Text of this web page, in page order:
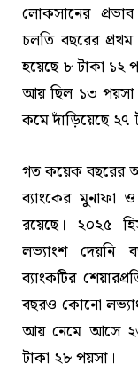
লোকসানের
চলতি বছরের প্রথম
হয়েছে ৮ টাকা ১২
আয় ছিল ১৩
কমে দাঁড়িয়েছে ২৭
গত কয়েক বছরের
ব্যাংকের মুনাফা
রয়েছে। ২০২৫
লভ্যাংশ দেয়নি
ব্যাংকটির
বছরও কোনো
আয় নেমে আসে
টাকা ২৮ পয়সা।